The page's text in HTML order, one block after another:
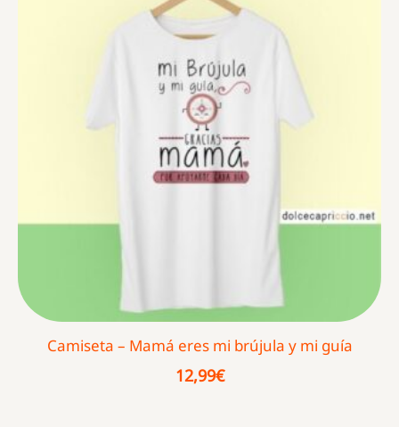
Camiseta – Mamá eres mi brújula y mi guía
12,99€